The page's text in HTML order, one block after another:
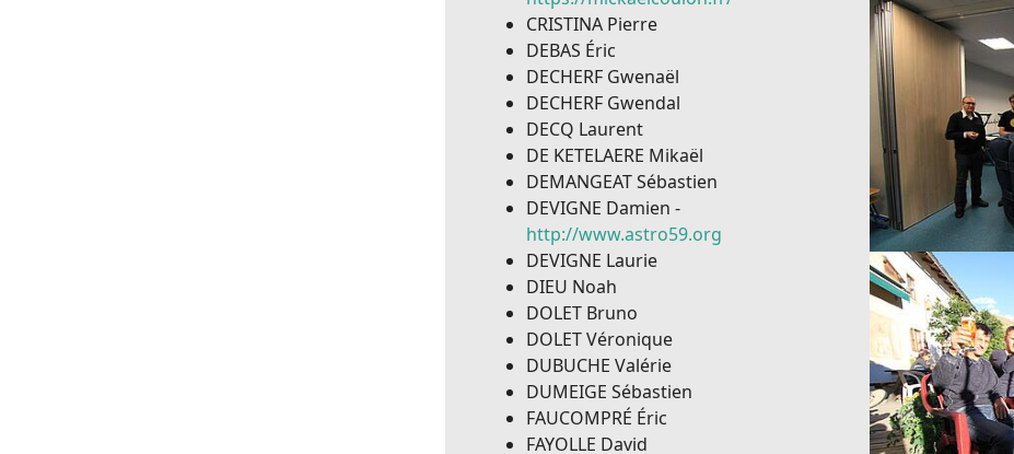
CRISTINA Pierre
DEBAS Éric
DECHERF Gwenaël
DECHERF Gwendal
DECQ Laurent
DE KETELAERE Mikaël
DEMANGEAT Sébastien
DEVIGNE Damien -
http://www.astro59.org
DEVIGNE Laurie
DIEU Noah
DOLET Bruno
DOLET Véronique
DUBUCHE Valérie
DUMEIGE Sébastien
FAUCOMPRÉ Éric
FAYOLLE David